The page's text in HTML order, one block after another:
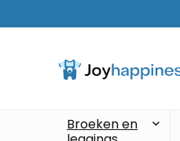
Broeken en